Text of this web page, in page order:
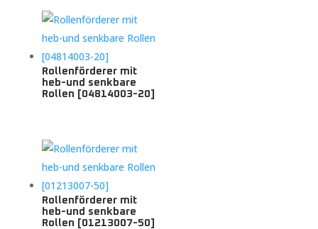
Rollenförderer mit
heb-und senkbare
Rollen [04814003-20]
Rollenförderer mit
heb-und senkbare
Rollen [01213007-50]